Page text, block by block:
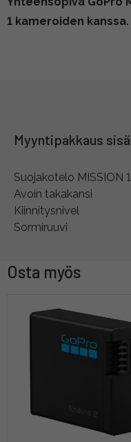
1 kameroiden kanssa.
Myyntipakkaus
Suojakotelo MISSION
Avoin takakansi
Kiinnitysnivel
Sormiruuvi
Osta myös